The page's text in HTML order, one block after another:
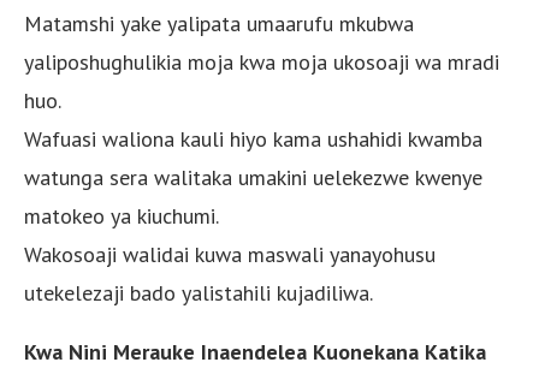
Matamshi yake yalipata umaarufu mkubwa
yaliposhughulikia moja kwa moja ukosoaji wa mradi
huo.
Wafuasi waliona kauli hiyo kama ushahidi kwamba
watunga sera walitaka umakini uelekezwe kwenye
matokeo ya kiuchumi.
Wakosoaji walidai kuwa maswali yanayohusu
utekelezaji bado yalistahili kujadiliwa.
Kwa Nini Merauke Inaendelea Kuonekana Katika